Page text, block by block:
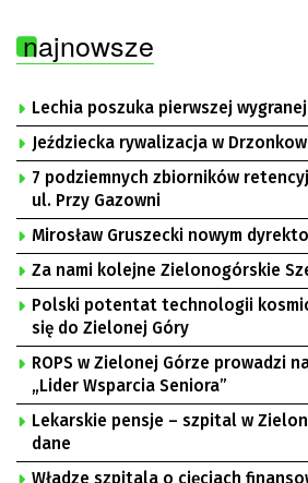
najnowsze
Lechia poszuka pierwszej
Jeździecka rywalizacja w
7 podziemnych zbiorników
ul. Przy Gazowni
Mirosław Gruszecki nowym
Za nami kolejne Zielonogórskie
Polski potentat technologii
się do Zielonej Góry
ROPS w Zielonej Górze prowadzi
„Lider Wsparcia Seniora”
Lekarskie pensje – szpital w
dane
Władze szpitala o cięciach